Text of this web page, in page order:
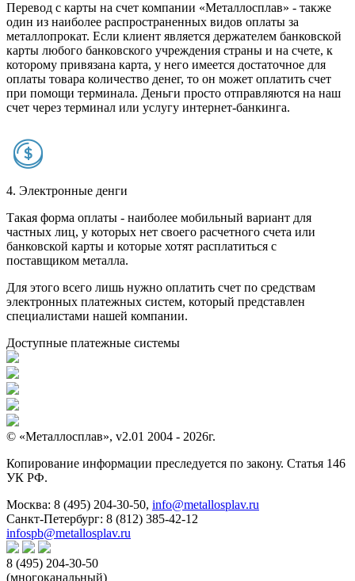
Перевод с карты на счет компании «Металлосплав» - также
один из наиболее распространенных видов оплаты за
металлопрокат. Если клиент является держателем банковской
карты любого банковского учреждения страны и на счете, к
которому привязана карта, у него имеется достаточное для
оплаты товара количество денег, то он может оплатить счет
при помощи терминала. Деньги просто отправляются на наш
счет через терминал или услугу интернет-банкинга.
4. Электронные денги
Такая форма оплаты - наиболее мобильный вариант для
частных лиц, у которых нет своего расчетного счета или
банковской карты и которые хотят расплатиться с
поставщиком металла.
Для этого всего лишь нужно оплатить счет по средствам
электронных платежных систем, который представлен
специалистами нашей компании.
Доступные платежные системы
© «Металлосплав», v2.01 2004 - 2026г.
Копирование информации преследуется по закону. Статья 146
УК РФ.
Москва: 8 (495) 204-30-50, info@metallosplav.ru
Санкт-Петербург: 8 (812) 385-42-12
infospb@metallosplav.ru
8 (495) 204-30-50
(многоканальный)